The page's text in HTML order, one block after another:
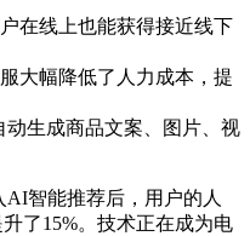
在线上也能获得接近线下
大幅降低了人力成本，提
动生成商品文案、图片、视
智能推荐后，用户的人
了15%。技术正在成为电